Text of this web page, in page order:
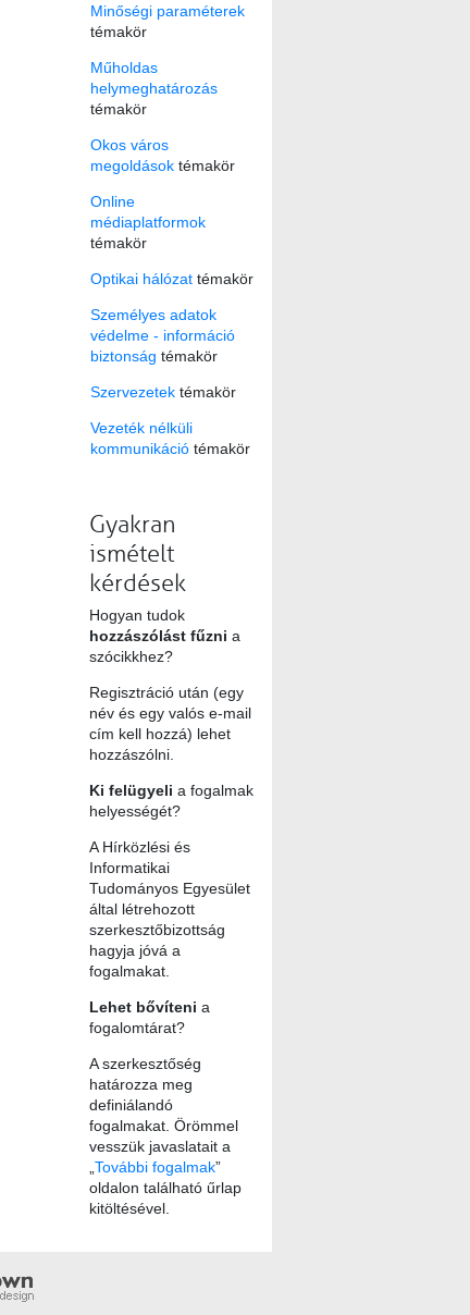
Minőségi paraméterek
témakör
Műholdas
helymeghatározás
témakör
Okos város
megoldásoktémakör
Online
médiaplatformok
témakör
Optikai hálózattémakör
Személyes adatok
védelme - információ
biztonság témakör
Szervezetektémakör
Vezeték nélküli
kommunikációtémakör
Gyakran
ismételt
kérdések
Hogyan tudok
hozzászólást fűzni a
szócikkhez?
Regisztráció után (egy
név és egy valós e-mail
cím kell hozzá) lehet
hozzászólni.
Ki felügyeli a fogalmak
helyességét?
A Hírközlési és
Informatikai
Tudományos Egyesület
által létrehozott
szerkesztőbizottság
hagyja jóvá a
fogalmakat.
Lehet bővíteni a
fogalomtárat?
A szerkesztőség
határozza meg
definiálandó
fogalmakat. Örömmel
vesszük javaslatait a
További fogalmak”
oldalon található űrlap
kitöltésével.